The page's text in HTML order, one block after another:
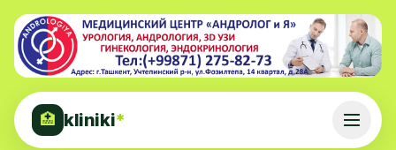
🏥 kliniki*